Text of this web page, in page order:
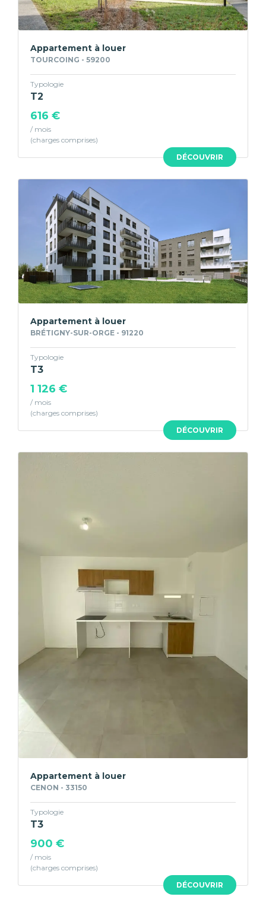
DÉCOUVRIR
Appartement à louer
TOURCOING - 59200
Typologie
T2
616 €
/ mois
DÉCOUVRIR
Appartement à louer
BRÉTIGNY-SUR-ORGE - 91220
Typologie
T3
1 126 €
/ mois
DÉCOUVRIR
Appartement à louer
CENON - 33150
Typologie
T3
900 €
/ mois